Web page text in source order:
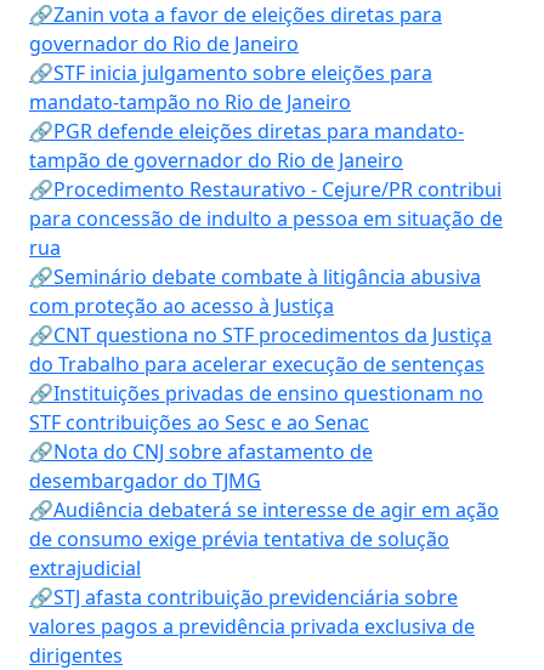
🔗Zanin vota a favor de eleições diretas para
governador do Rio de Janeiro
🔗STF inicia julgamento sobre eleições para
mandato-tampão no Rio de Janeiro
🔗PGR defende eleições diretas para mandato-
tampão de governador do Rio de Janeiro
🔗Procedimento Restaurativo - Cejure/PR contribui
para concessão de indulto a pessoa em situação de
rua
🔗Seminário debate combate à litigância abusiva
com proteção ao acesso à Justiça
🔗CNT questiona no STF procedimentos da Justiça
do Trabalho para acelerar execução de sentenças
🔗Instituições privadas de ensino questionam no
STF contribuições ao Sesc e ao Senac
🔗Nota do CNJ sobre afastamento de
desembargador do TJMG
🔗Audiência debaterá se interesse de agir em ação
de consumo exige prévia tentativa de solução
extrajudicial
🔗STJ afasta contribuição previdenciária sobre
valores pagos a previdência privada exclusiva de
dirigentes